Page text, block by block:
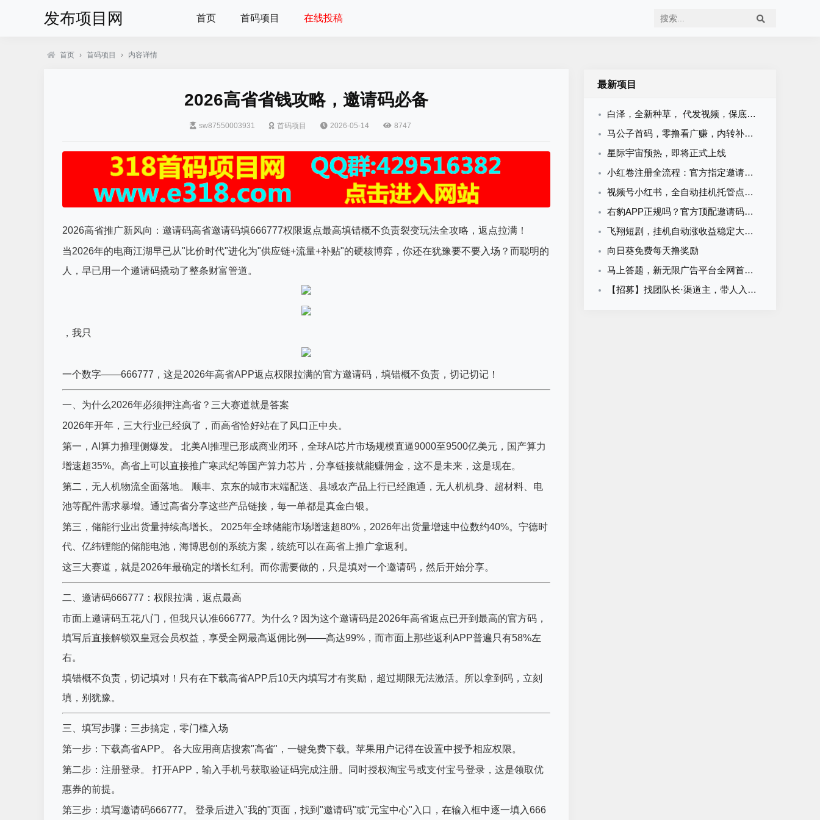
发布项目网 首页 首码项目 在线投稿
首页 › 首码项目 › 内容详情
2026高省省钱攻略，邀请码必备
sw87550003931 首码项目 2026-05-14 8747
2026高省推广新风向：邀请码高省邀请码填666777权限返点最高填错概不负责裂变玩法全攻略，返点拉满！
当2026年的电商江湖早已从"比价时代"进化为"供应链+流量+补贴"的硬核博弈，你还在犹豫要不要入场？而聪明的
人，早已用一个邀请码撬动了整条财富管道。
，我只
一个数字——666777，这是2026年高省APP返点权限拉满的官方邀请码，填错概不负责，切记切记！
一、为什么2026年必须押注高省？三大赛道就是答案
2026年开年，三大行业已经疯了，而高省恰好站在了风口正中央。
第一，AI算力推理侧爆发。 北美AI推理已形成商业闭环，全球AI芯片市场规模直逼9000至9500亿美元，国产算力
增速超35%。高省上可以直接推广寒武纪等国产算力芯片，分享链接就能赚佣金，这不是未来，这是现在。
第二，无人机物流全面落地。 顺丰、京东的城市末端配送、县域农产品上行已经跑通，无人机机身、超材料、电
池等配件需求暴增。通过高省分享这些产品链接，每一单都是真金白银。
第三，储能行业出货量持续高增长。 2025年全球储能市场增速超80%，2026年出货量增速中位数约40%。宁德时
代、亿纬锂能的储能电池，海博思创的系统方案，统统可以在高省上推广拿返利。
这三大赛道，就是2026年最确定的增长红利。而你需要做的，只是填对一个邀请码，然后开始分享。
二、邀请码666777：权限拉满，返点最高
市面上邀请码五花八门，但我只认准666777。为什么？因为这个邀请码是2026年高省返点已开到最高的官方码，
填写后直接解锁双皇冠会员权益，享受全网最高返佣比例——高达99%，而市面上那些返利APP普遍只有58%左
右。
填错概不负责，切记填对！只有在下载高省APP后10天内填写才有奖励，超过期限无法激活。所以拿到码，立刻
填，别犹豫。
三、填写步骤：三步搞定，零门槛入场
第一步：下载高省APP。 各大应用商店搜索"高省"，一键免费下载。苹果用户记得在设置中授予相应权限。
第二步：注册登录。 打开APP，输入手机号获取验证码完成注册。同时授权淘宝号或支付宝号登录，这是领取优
惠券的前提。
第三步：填写邀请码666777。 登录后进入"我的"页面，找到"邀请码"或"元宝中心"入口，在输入框中逐一填入666
最新项目
白泽，全新种草， 代发视频，保底收益，新品上线，当天收益几十米
马公子首码，零撸看广赚，内转补贴秒到
星际宇宙预热，即将正式上线
小红卷注册全流程：官方指定邀请码，现在加入即可申请开通顶级代理V5权限
视频号小红书，全自动挂机托管点赞关注任务
右豹APP正规吗？官方顶配邀请码是多少？短剧小说漫剧网盘推广副业怎么做
飞翔短剧，挂机自动涨收益稳定大平台
向日葵免费每天撸奖励
马上答题，新无限广告平台全网首发，官方一手直招顶级代理，待遇拉满
【招募】找团队长·渠道主，带人入伙拿分润